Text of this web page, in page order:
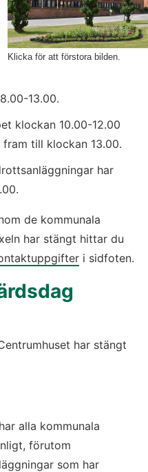
Klicka för att förstora bilden.
13.00.
klockan 10.00-12.00
till klockan 13.00.
har
de kommunala
har stängt hittar du
i sidfoten.
har stängt
alla kommunala
förutom
som har